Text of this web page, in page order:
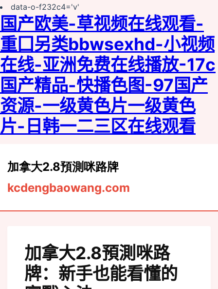
data-o-f232c4='v'
国产欧美-草视频在线观看-
重囗另类bbwseⅹhd-小视频
在线-亚洲免费在线播放-17c
国产精品-快播色图-97国产
资源-一级黄色片一级黄色
片-日韩一二三区在线观看
加拿大2.8預測咪路牌
kcdengbaowang.com
加拿大2.8預測咪路
牌：新手也能看懂的